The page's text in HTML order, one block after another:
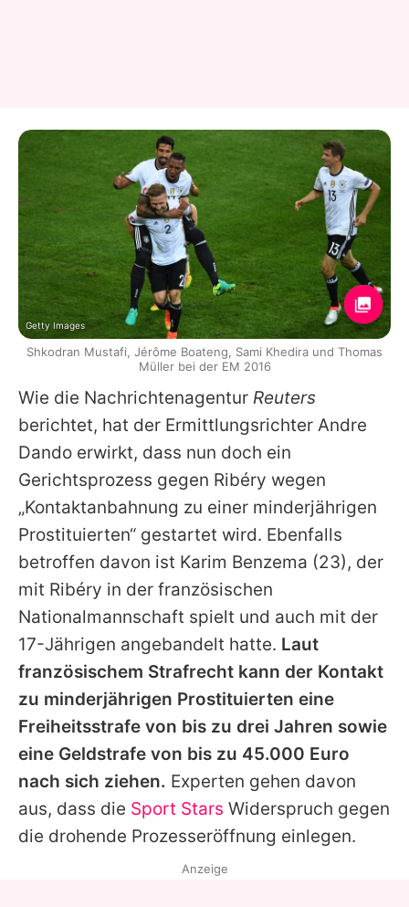
Wie die Nachrichtenagentur Reuters
berichtet, hat der Ermittlungsrichter Andre
Dando erwirkt, dass nun doch ein
Gerichtsprozess gegen Ribéry wegen
„Kontaktanbahnung zu einer minderjährigen
Prostituierten“ gestartet wird. Ebenfalls
betroffen davon ist Karim Benzema (23), der
mit Ribéry in der französischen
Nationalmannschaft spielt und auch mit der
17-Jährigen angebandelt hatte. Laut
französischem Strafrecht kann der Kontakt
zu minderjährigen Prostituierten eine
Freiheitsstrafe von bis zu drei Jahren sowie
eine Geldstrafe von bis zu 45.000 Euro
nach sich ziehen. Experten gehen davon
aus, dass die Sport Stars Widerspruch gegen
die drohende Prozesseröffnung einlegen.
Getty Images
Shkodran Mustafi, Jérôme Boateng, Sami Khedira und Thomas
Müller bei der EM 2016
Anzeige